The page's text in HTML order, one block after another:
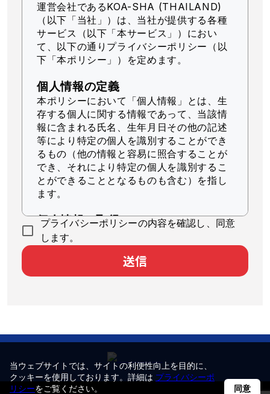
運営会社であるKOA-SHA (THAILAND)
（以下「当社」） は、当社が提供する各種
サービス（以下「本サービス」）におい
て、以下の通りプライバシーポリシー（以
下「本ポリシー」）を定めます。
個人情報の定義
本ポリシーにおいて「個人情報」とは、生
存する個人に関する情報であって、当該情
報に含まれる氏名、生年月日その他の記述
等により特定の個人を識別することができ
るもの（他の情報と容易に照合することが
でき、それにより特定の個人を識別するこ
とができることとなるものも含む）を指し
ます。
個人情報の取得
当社は、適法かつ公正な手段によって個人
情報を取得します。
個人情報の利用
本サービスのユーザ個人に対して最適
化された情報を配信するため
統計的分析により本サービスの品質向
上に役立てるため
プライバシーポリシーの内容を確認し、同意
します。
送信
当ウェブサイトでは、サイトの利便性向上を目的に、
クッキーを使用しております。詳細は プライバシーポ
リシーをご覧ください。 同意